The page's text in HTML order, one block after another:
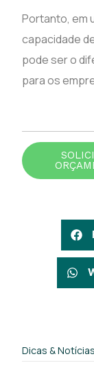
Portanto, em
capacidade
pode ser o
para os
Dicas & Notícias